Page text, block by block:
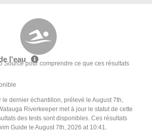
l'eau
Source pour comprendre ce que ces résultats
le dernier échantillon, prélevé le August 7th,
Riverkeeper met à jour le statut de cette
des tests sont disponibles. Ces résultats
Guide le August 7th, 2026 at 10:41.